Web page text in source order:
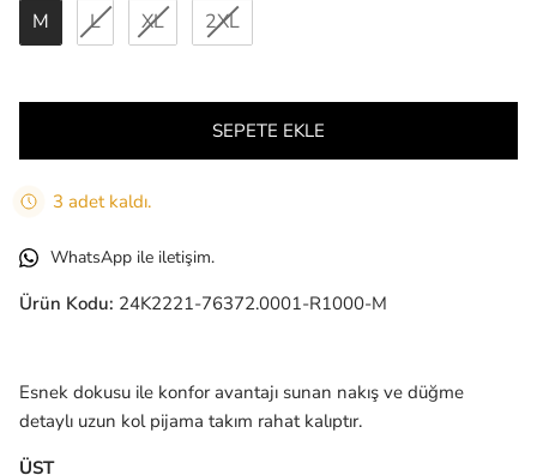
M L XL 2XL
SEPETE EKLE
3 adet kaldı.
WhatsApp ile iletişim.
Ürün Kodu: 24K2221-76372.0001-R1000-M
Esnek dokusu ile konfor avantajı sunan nakış ve düğme
detaylı uzun kol pijama takım rahat kalıptır.
ÜST